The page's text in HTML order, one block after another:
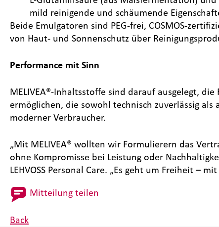
mild reinigende und schäumende
Beide Emulgatoren sind PEG-frei, COSMOS-
von Haut- und Sonnenschutz über
Performance mit Sinn
MELIVEA®-Inhaltsstoffe sind darauf ausgelegt,
ermöglichen, die sowohl technisch zuverlässig
moderner Verbraucher.
„Mit MELIVEA® wollten wir Formulierern das
ohne Kompromisse bei Leistung oder
LEHVOSS Personal Care. „Es geht um Freiheit –
Mitteilung teilen
Back